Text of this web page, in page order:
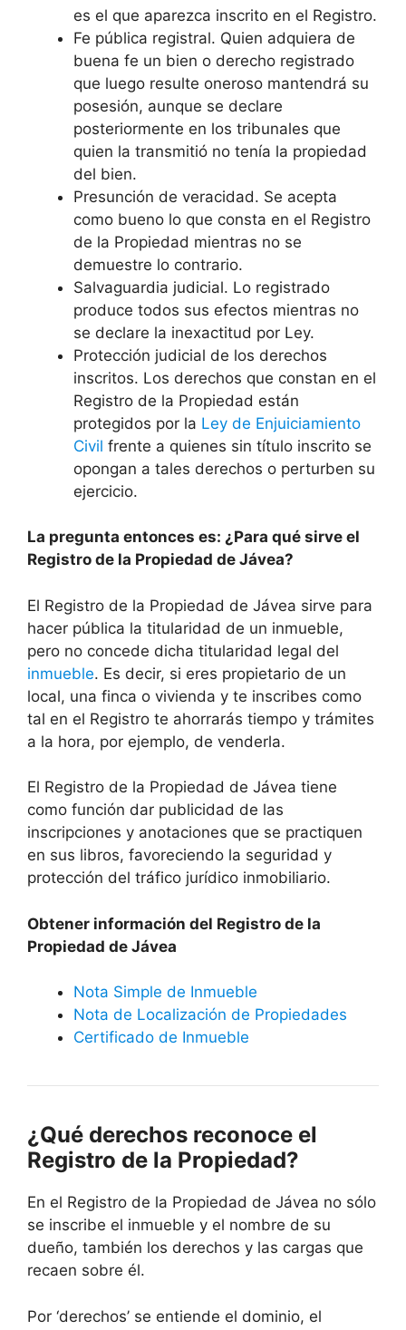
es el que aparezca inscrito en el Registro.
Fe pública registral. Quien adquiera de
buena fe un bien o derecho registrado
que luego resulte oneroso mantendrá su
posesión, aunque se declare
posteriormente en los tribunales que
quien la transmitió no tenía la propiedad
del bien.
Presunción de veracidad. Se acepta
como bueno lo que consta en el Registro
de la Propiedad mientras no se
demuestre lo contrario.
Salvaguardia judicial. Lo registrado
produce todos sus efectos mientras no
se declare la inexactitud por Ley.
Protección judicial de los derechos
inscritos. Los derechos que constan en el
Registro de la Propiedad están
protegidos por la Ley de Enjuiciamiento
Civil frente a quienes sin título inscrito se
opongan a tales derechos o perturben su
ejercicio.
La pregunta entonces es: ¿Para qué sirve el
Registro de la Propiedad de Jávea?
El Registro de la Propiedad de Jávea sirve para
hacer pública la titularidad de un inmueble,
pero no concede dicha titularidad legal del
inmueble. Es decir, si eres propietario de un
local, una finca o vivienda y te inscribes como
tal en el Registro te ahorrarás tiempo y trámites
a la hora, por ejemplo, de venderla.
El Registro de la Propiedad de Jávea tiene
como función dar publicidad de las
inscripciones y anotaciones que se practiquen
en sus libros, favoreciendo la seguridad y
protección del tráfico jurídico inmobiliario.
Obtener información del Registro de la
Propiedad de Jávea
Nota Simple de Inmueble
Nota de Localización de Propiedades
Certificado de Inmueble
¿Qué derechos reconoce el
Registro de la Propiedad?
En el Registro de la Propiedad de Jávea no sólo
se inscribe el inmueble y el nombre de su
dueño, también los derechos y las cargas que
recaen sobre él.
Por ‘derechos’ se entiende el dominio, el